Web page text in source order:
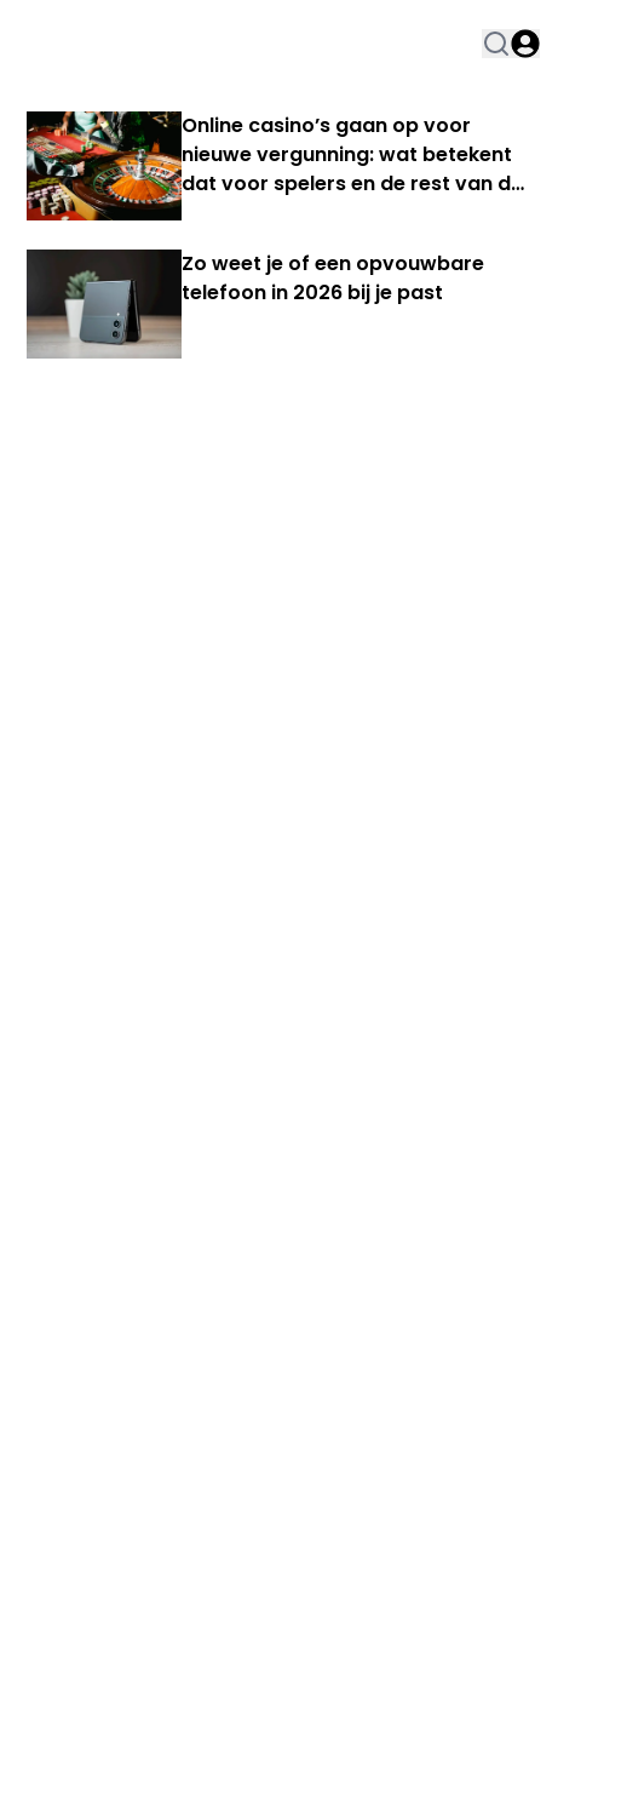
Online casino’s gaan op voor
nieuwe vergunning: wat betekent
dat voor spelers en de rest van de
Zo weet je of een opvouwbare
telefoon in 2026 bij je past